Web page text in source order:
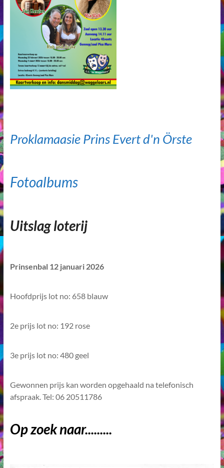
Proklamaasie Prins Evert d'n Örste
Fotoalbums
Uitslag loterij
Prinsenbal 12 januari 2026
Hoofdprijs lot no: 658 blauw
2e prijs lot no: 192 rose
3e prijs lot no: 480 geel
Gewonnen prijs kan worden opgehaald na telefonisch
afspraak. Tel: 06 20511786
Op zoek naar.........